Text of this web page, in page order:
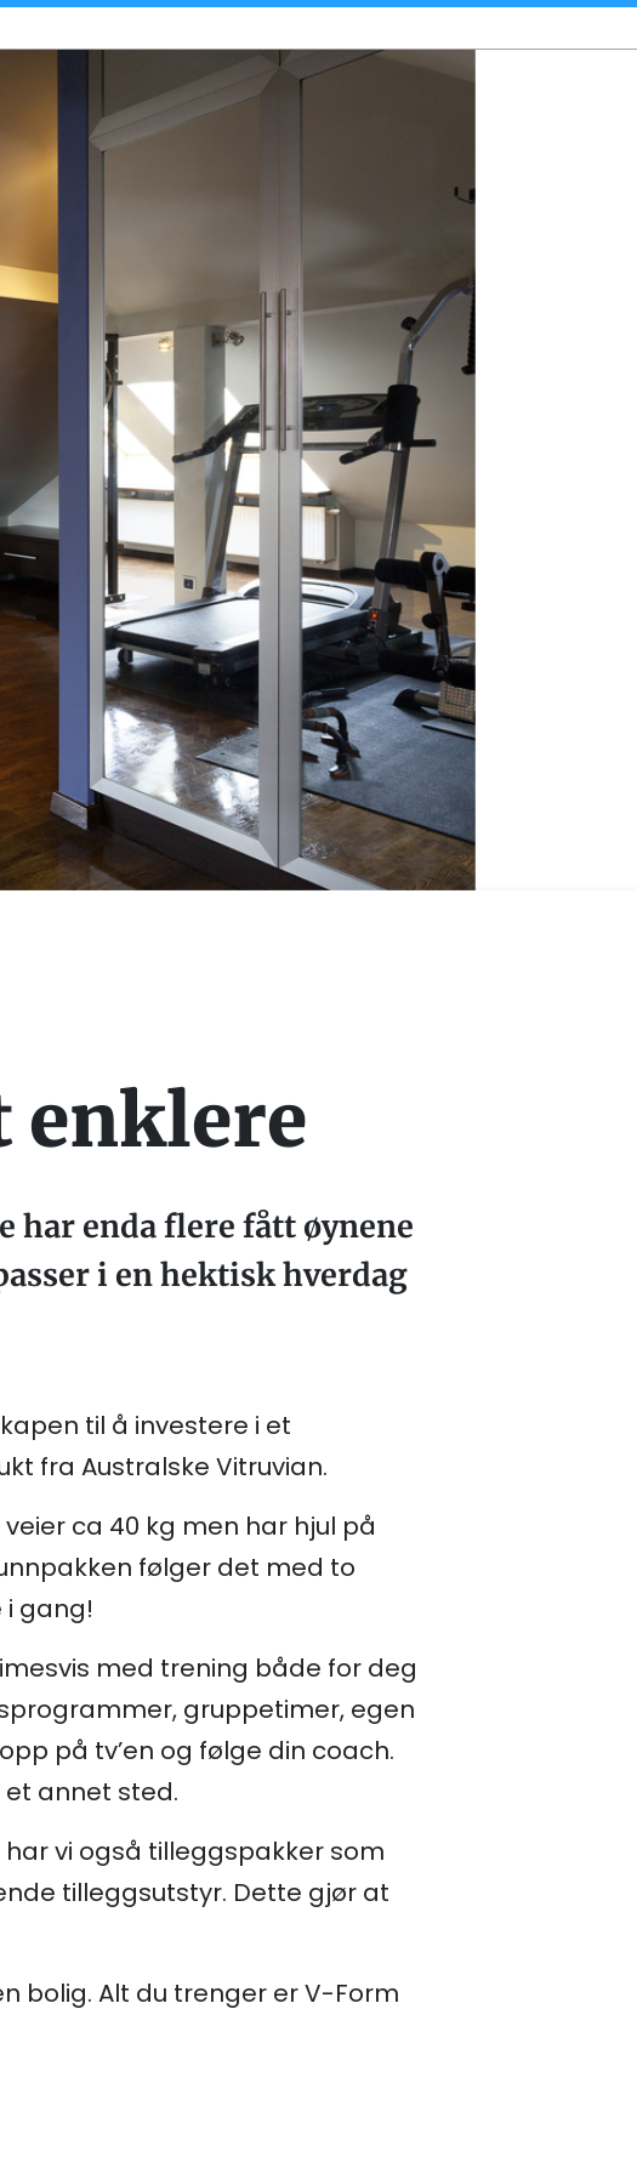
enklere
enda flere fått øynene
i en hektisk hverdag
til å investere i et
fra Australske Vitruvian.
ca 40 kg men har hjul på
følger det med to
gang!
med trening både for deg
gruppetimer, egen
på tv’en og følge din coach.
annet sted.
vi også tilleggspakker som
tilleggsutstyr. Dette gjør at
bolig. Alt du trenger er V-Form